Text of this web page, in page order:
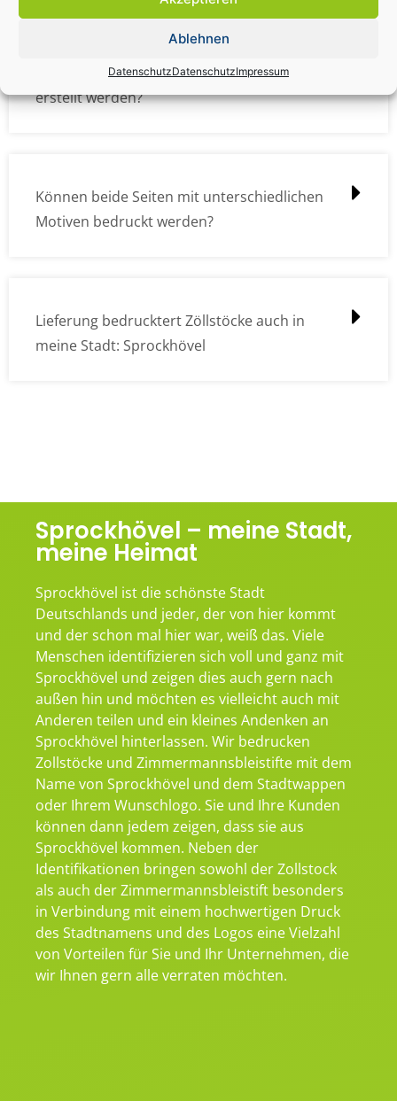
Ablehnen
DatenschutzDatenschutzImpressum
Wie müssen die Druckdateien angelegt /
erstellt werden?
Können beide Seiten mit unterschiedlichen
Motiven bedruckt werden?
Lieferung bedrucktert Zöllstöcke auch in
meine Stadt: Sprockhövel
Sprockhövel – meine Stadt,
meine Heimat
Sprockhövel ist die schönste Stadt
Deutschlands und jeder, der von hier kommt
und der schon mal hier war, weiß das. Viele
Menschen identifizieren sich voll und ganz mit
Sprockhövel und zeigen dies auch gern nach
außen hin und möchten es vielleicht auch mit
Anderen teilen und ein kleines Andenken an
Sprockhövel hinterlassen. Wir bedrucken
Zollstöcke und Zimmermannsbleistifte mit dem
Name von Sprockhövel und dem Stadtwappen
oder Ihrem Wunschlogo. Sie und Ihre Kunden
können dann jedem zeigen, dass sie aus
Sprockhövel kommen. Neben der
Identifikationen bringen sowohl der Zollstock
als auch der Zimmermannsbleistift besonders
in Verbindung mit einem hochwertigen Druck
des Stadtnamens und des Logos eine Vielzahl
von Vorteilen für Sie und Ihr Unternehmen, die
wir Ihnen gern alle verraten möchten.